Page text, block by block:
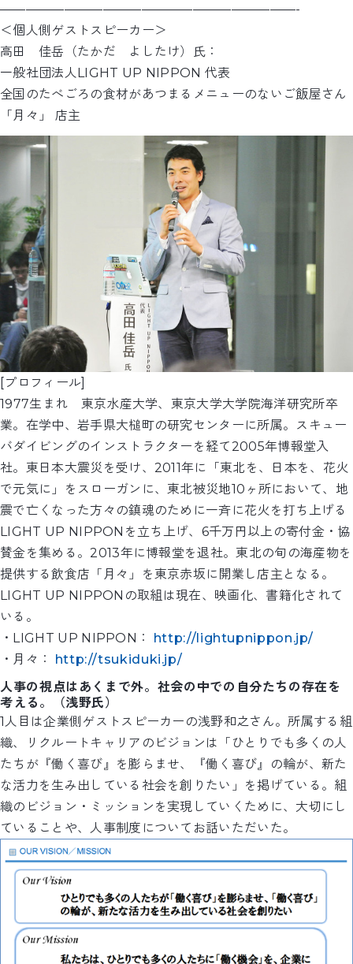
———————————————————————-
＜個人側ゲストスピーカー＞
高田 佳岳（たかだ よしたけ）氏：
一般社団法人LIGHT UP NIPPON 代表
全国のたべごろの食材があつまるメニューのないご飯屋さん
「月々」 店主
[プロフィール]
1977生まれ 東京水産大学、東京大学大学院海洋研究所卒
業。在学中、岩手県大槌町の研究センターに所属。スキュー
バダイビングのインストラクターを経て2005年博報堂入
社。東日本大震災を受け、2011年に「東北を、日本を、花火
で元気に」をスローガンに、東北被災地10ヶ所において、地
震で亡くなった方々の鎮魂のために一斉に花火を打ち上げる
LIGHT UP NIPPONを立ち上げ、6千万円以上の寄付金・協
賛金を集める。2013年に博報堂を退社。東北の旬の海産物を
提供する飲食店「月々」を東京赤坂に開業し店主となる。
LIGHT UP NIPPONの取組は現在、映画化、書籍化されて
いる。
・LIGHT UP NIPPON： http://lightupnippon.jp/
・月々： http://tsukiduki.jp/
人事の視点はあくまで外。社会の中での自分たちの存在を
考える。（浅野氏）
1人目は企業側ゲストスピーカーの浅野和之さん。所属する組
織、リクルートキャリアのビジョンは「ひとりでも多くの人
たちが『働く喜び』を膨らませ、『働く喜び』の輪が、新た
な活力を生み出している社会を創りたい」を掲げている。組
織のビジョン・ミッションを実現していくために、大切にし
ていることや、人事制度についてお話いただいた。